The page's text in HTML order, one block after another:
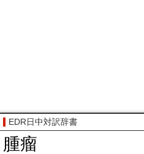
EDR日中対訳辞書
腫瘤